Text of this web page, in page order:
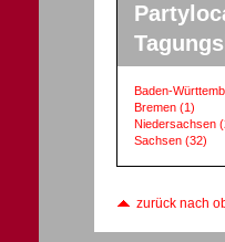
Baden-
Bremen (1)
Niedersachsen
Sachsen (32)
zurück nach